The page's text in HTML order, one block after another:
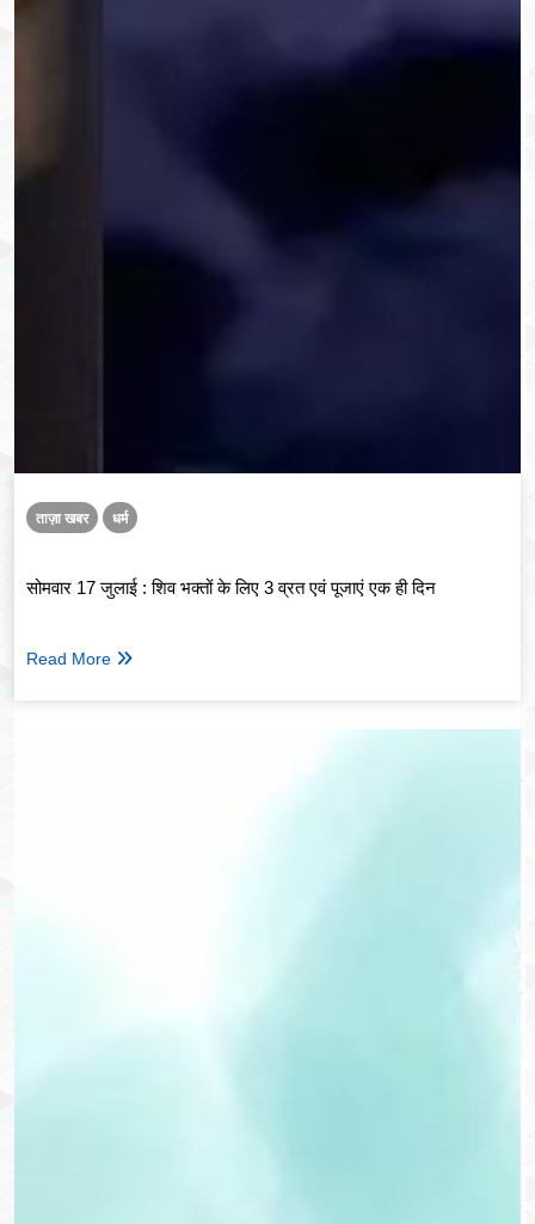
ताज़ा खबर धर्म
सोमवार 17 जुलाई : शिव भक्तों के लिए 3 व्रत एवं पूजाएं एक ही दिन
Read More